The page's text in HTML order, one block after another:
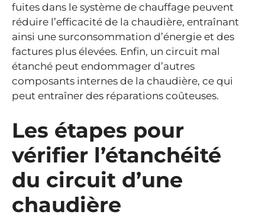
fuites dans le système de chauffage peuvent
réduire l’efficacité de la chaudière, entraînant
ainsi une surconsommation d’énergie et des
factures plus élevées. Enfin, un circuit mal
étanché peut endommager d’autres
composants internes de la chaudière, ce qui
peut entraîner des réparations coûteuses.
Les étapes pour
vérifier l’étanchéité
du circuit d’une
chaudière